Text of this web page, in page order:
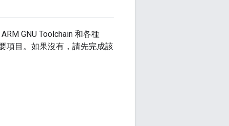
GNU Toolchain 和各種
項目。如果沒有，請先完成該